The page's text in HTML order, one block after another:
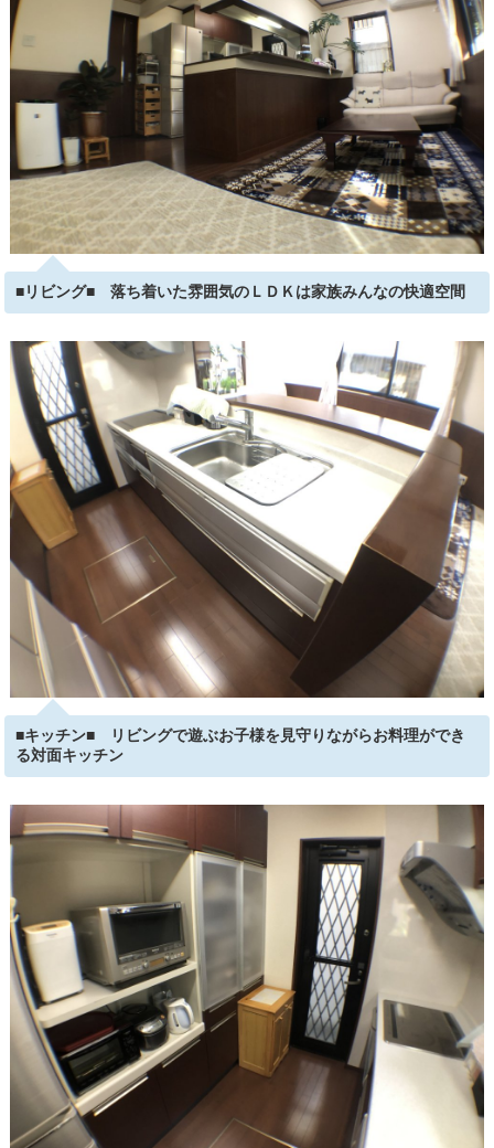
■リビング■ 落ち着いた雰囲気のＬＤＫは家族みんなの快適空間
■キッチン■ リビングで遊ぶお子様を見守りながらお料理ができ
る対面キッチン